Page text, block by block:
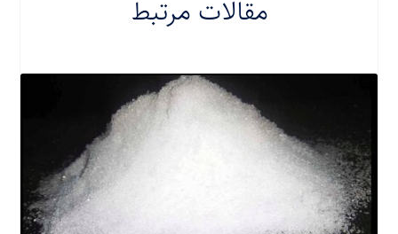
مقالات مرتبط